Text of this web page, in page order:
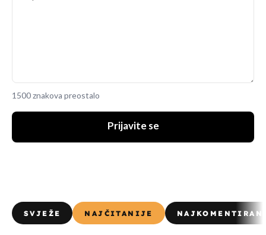
1500 znakova preostalo
Prijavite se
SVJEŽE NAJČITANIJE